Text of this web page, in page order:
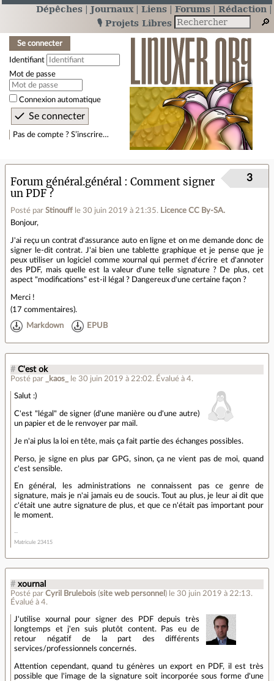
Dépêches Journaux Liens Forums
Rédaction
🎙️ Projets Libres
Se connecter
Identifiant
Mot de passe
Connexion automatique
Pas de compte ? S’inscrire…
Forum général.général
Comment signer
un PDF ?
Posté par Stinouff le 30 juin 2019 à 21:35. Licence CC By‑SA.
3
Bonjour,
J'ai reçu un contrat d'assurance auto en ligne et on me demande donc de
signer le-dit contrat. J'ai bien une tablette graphique et je pense que je
peux utiliser un logiciel comme xournal qui permet d'écrire et d'annoter
des PDF, mais quelle est la valeur d'une telle signature ? De plus, cet
aspect "modifications" est-il légal ? Dangereux d'une certaine façon ?
Merci !
(17 commentaires).
Markdown EPUB
# C'est ok
Posté par _kaos_ le 30 juin 2019 à 22:02. Évalué à 4.
Salut :)
C'est "légal" de signer (d'une manière ou d'une autre)
un papier et de le renvoyer par mail.
Je n'ai plus la loi en tête, mais ça fait partie des échanges possibles.
Perso, je signe en plus par GPG, sinon, ça ne vient pas de moi, quand
c'est sensible.
En général, les administrations ne connaissent pas ce genre de
signature, mais je n'ai jamais eu de soucis. Tout au plus, je leur ai dit que
c'était une autre signature de plus, et que ce n'était pas important pour
le moment.
Matricule 23415
# xournal
Posté par Cyril Brulebois (site web personnel ) le 30 juin 2019 à 22:13.
Évalué à 4.
J'utilise xournal pour signer des PDF depuis très
longtemps et j'en suis plutôt content. Pas eu de
retour négatif de la part des différents
services/professionnels concernés.
Attention cependant, quand tu génères un export en PDF, il est très
possible que l'image de la signature soit incorporée sous forme d'une